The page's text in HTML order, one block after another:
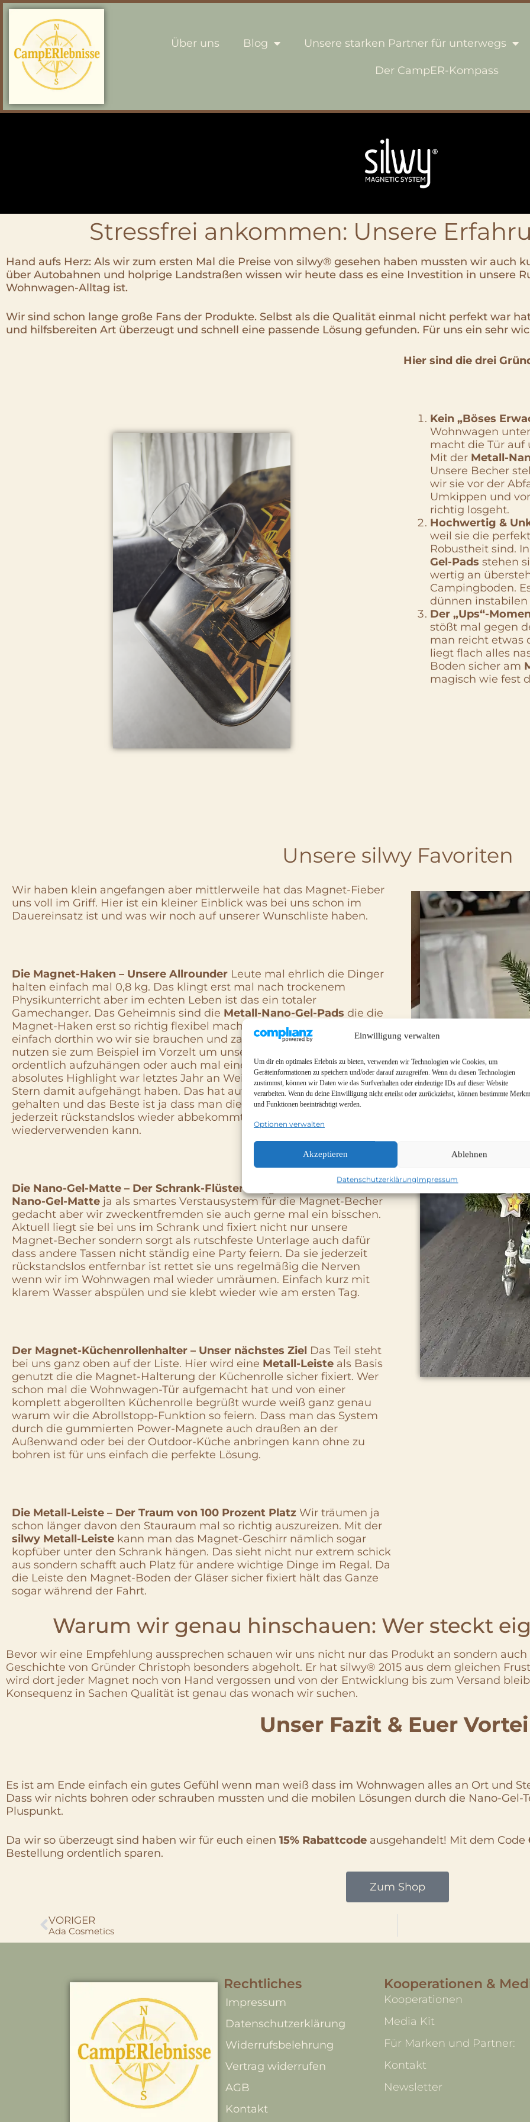
Einwilligung verwalten
Um dir ein optimales Erlebnis zu bieten, verwenden wir Technologien wie Cookies, um
Geräteinformationen zu speichern und/oder darauf zuzugreifen. Wenn du diesen Technologien
zustimmst, können wir Daten wie das Surfverhalten oder eindeutige IDs auf dieser Website
verarbeiten. Wenn du deine Einwilligung nicht erteilst oder zurückziehst, können bestimmte
und Funktionen beeinträchtigt werden.
Optionen verwalten
Akzeptieren Ablehnen
DatenschutzerklärungImpressum
Über uns Blog Unsere starken Partner für unterwegs
Der CampER-Kompass
Stressfrei ankommen: Unsere
Hand aufs Herz: Als wir zum ersten Mal die Preise von silwy® gesehen haben mussten wir auch
über Autobahnen und holprige Landstraßen wissen wir heute dass es eine Investition in unsere
Wohnwagen-Alltag ist.
Wir sind schon lange große Fans der Produkte. Selbst als die Qualität einmal nicht perfekt war
und hilfsbereiten Art überzeugt und schnell eine passende Lösung gefunden. Für uns ein sehr
Hier sind die drei
Kein „Böses
Wohnwagen
macht die Tür auf
Mit der Metall-
Unsere Becher
wir sie vor der
Umkippen und
richtig losgeht.
Hochwertig &
weil sie die
Robustheit sind.
Gel-Pads stehen
wertig an
Campingboden.
dünnen
Der „Ups“-
stößt mal gegen
man reicht etwas
liegt flach alles
Boden sicher am
magisch wie fest
Unsere silwy Favoriten
Wir haben klein angefangen aber mittlerweile hat das Magnet-Fieber
uns voll im Griff. Hier ist ein kleiner Einblick was bei uns schon im
Dauereinsatz ist und was wir noch auf unserer Wunschliste haben.
Die Magnet-Haken – Unsere Allrounder Leute mal ehrlich die Dinger
halten einfach mal 0,8 kg. Das klingt erst mal nach trockenem
Physikunterricht aber im echten Leben ist das ein totaler
Gamechanger. Das Geheimnis sind die Metall-Nano-Gel-Pads die die
Magnet-Haken erst so richtig flexibel machen. Wir kleben die Pads
einfach dorthin wo wir sie brauchen und zack hält der Haken. Wir
nutzen sie zum Beispiel im Vorzelt um unsere Abtrockentücher
ordentlich aufzuhängen oder auch mal eine schwere Jacke. Unser
absolutes Highlight war letztes Jahr an Weihnachten als wir unseren
Stern damit aufgehängt haben. Das hat auf den Pads bombenfest
gehalten und das Beste ist ja dass man die Metall-Nano-Gel-Pads
jederzeit rückstandslos wieder abbekommt und sie beliebig oft
wiederverwenden kann.
Die Nano-Gel-Matte – Der Schrank-Flüsterer
Nano-Gel-Matte ja als smartes Verstausystem für die Magnet-Becher
gedacht aber wir zweckentfremden sie auch gerne mal ein bisschen.
Aktuell liegt sie bei uns im Schrank und fixiert nicht nur unsere
Magnet-Becher sondern sorgt als rutschfeste Unterlage auch dafür
dass andere Tassen nicht ständig eine Party feiern. Da sie jederzeit
rückstandslos entfernbar ist rettet sie uns regelmäßig die Nerven
wenn wir im Wohnwagen mal wieder umräumen. Einfach kurz mit
klarem Wasser abspülen und sie klebt wieder wie am ersten Tag.
Der Magnet-Küchenrollenhalter – Unser nächstes Ziel Das Teil steht
bei uns ganz oben auf der Liste. Hier wird eine Metall-Leiste als Basis
genutzt die die Magnet-Halterung der Küchenrolle sicher fixiert. Wer
schon mal die Wohnwagen-Tür aufgemacht hat und von einer
komplett abgerollten Küchenrolle begrüßt wurde weiß ganz genau
warum wir die Abrollstopp-Funktion so feiern. Dass man das System
durch die gummierten Power-Magnete auch draußen an der
Außenwand oder bei der Outdoor-Küche anbringen kann ohne zu
bohren ist für uns einfach die perfekte Lösung.
Die Metall-Leiste – Der Traum von 100 Prozent Platz Wir träumen ja
schon länger davon den Stauraum mal so richtig auszureizen. Mit der
silwy Metall-Leiste kann man das Magnet-Geschirr nämlich sogar
kopfüber unter den Schrank hängen. Das sieht nicht nur extrem schick
aus sondern schafft auch Platz für andere wichtige Dinge im Regal. Da
die Leiste den Magnet-Boden der Gläser sicher fixiert hält das Ganze
sogar während der Fahrt.
Warum wir genau hinschauen: Wer steckt
Bevor wir eine Empfehlung aussprechen schauen wir uns nicht nur das Produkt an sondern
Geschichte von Gründer Christoph besonders abgeholt. Er hat silwy® 2015 aus dem gleichen
wird dort jeder Magnet noch von Hand vergossen und von der Entwicklung bis zum Versand
Konsequenz in Sachen Qualität ist genau das wonach wir suchen.
Unser Fazit & Euer
Es ist am Ende einfach ein gutes Gefühl wenn man weiß dass im Wohnwagen alles an Ort und
Dass wir nichts bohren oder schrauben mussten und die mobilen Lösungen durch die Nano-
Pluspunkt.
Da wir so überzeugt sind haben wir für euch einen 15% Rabattcode ausgehandelt! Mit dem Code
Bestellung ordentlich sparen.
Zum Shop
VORIGER
Ada Cosmetics
Rechtliches
Impressum
Datenschutzerklärung
Widerrufsbelehrung
Vertrag widerrufen
AGB
Kontakt
Kooperationen &
Kooperationen
Media Kit
Für Marken und Partner:
Kontakt
Newsletter